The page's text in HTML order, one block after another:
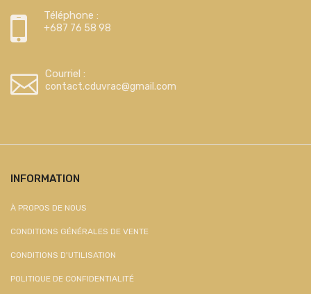
Téléphone :
+687 76 58 98
Courriel :
contact.cduvrac@gmail.com
INFORMATION
À PROPOS DE NOUS
CONDITIONS GÉNÉRALES DE VENTE
CONDITIONS D'UTILISATION
POLITIQUE DE CONFIDENTIALITÉ